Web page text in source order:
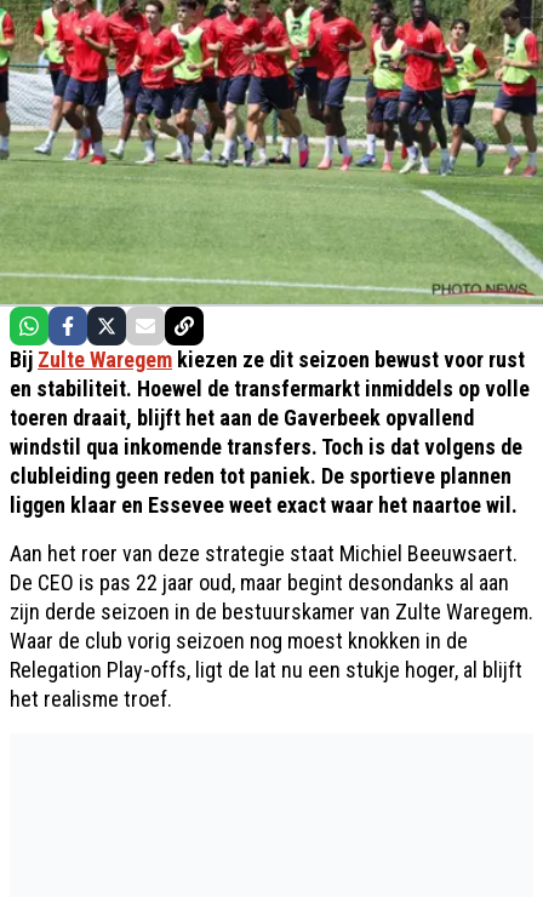
Bij Zulte Waregem kiezen ze dit seizoen bewust voor rust
en stabiliteit. Hoewel de transfermarkt inmiddels op volle
toeren draait, blijft het aan de Gaverbeek opvallend
windstil qua inkomende transfers. Toch is dat volgens de
clubleiding geen reden tot paniek. De sportieve plannen
liggen klaar en Essevee weet exact waar het naartoe wil.
Aan het roer van deze strategie staat Michiel Beeuwsaert.
De CEO is pas 22 jaar oud, maar begint desondanks al aan
zijn derde seizoen in de bestuurskamer van Zulte Waregem.
Waar de club vorig seizoen nog moest knokken in de
Relegation Play-offs, ligt de lat nu een stukje hoger, al blijft
het realisme troef.